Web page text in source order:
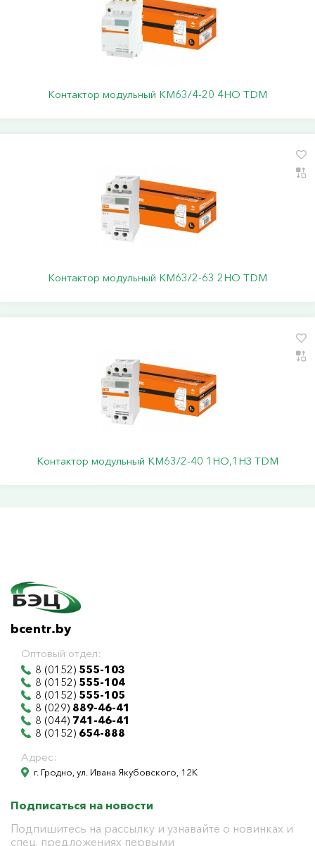
Контактор модульный КМ63/4-20 4НО TDM
Контактор модульный КМ63/2-63 2НО TDM
Контактор модульный КМ63/2-40 1НО,1НЗ TDM
bcentr.by
Оптовый отдел:
8 (0152) 555-103
8 (0152) 555-104
8 (0152) 555-105
8 (029) 889-46-41
8 (044) 741-46-41
8 (0152) 654-888
Адрес:
г. Гродно, ул. Ивана Якубовского, 12К
Подписаться на новости
Подпишитесь на рассылку и узнавайте о новинках и
спец. предложениях первыми